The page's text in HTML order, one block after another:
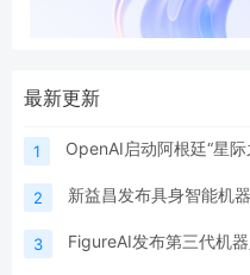
最新更新
1 OpenAI启动阿根廷“星
2 新益昌发布具身智能机
3 FigureAI发布第三代机